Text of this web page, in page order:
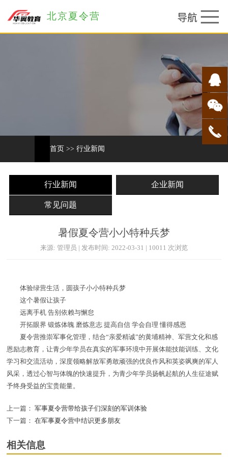
北京夏令营
首页 >> 行业新闻
行业新闻 企业新闻
常见问题
暑假夏令营小小特种兵梦
来源: 管理员 | 发布时间: 2022-03-31 | 10011 次浏览
体验绿营生活，圆孩子小小特种兵梦
这个暑假让孩子
远离手机 告别依赖与懈怠
开拓眼界 锻炼体魄 磨炼意志 提高自信 学会自理 懂得感恩
夏令营推崇军事化管理，结合“亲爱精诚”的黄埔精神、军营文化和感
恩励志教育，让青少年学员在真实的军事环境中开展体能技能训练、文化
学习和交流活动，深度领略解放军勇敢顽强的优良作风和英姿飒爽的军人
风采，透过心智与体魄的快速提升，为青少年学员扬帆起航的人生征途赋
予终身受益的宝贵能量。
上一篇： 军事夏令营带给孩子们深刻的军训体验
下一篇： 在军事夏令营中结识更多朋友
相关信息